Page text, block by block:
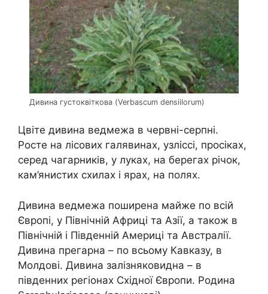
Дивина густоквіткова (Verbascum densiilorum)
Цвіте дивина ведмежа в червні-серпні.
Росте на лісових галявинах, узліссі, просіках,
серед чагарників, у луках, на берегах річок,
кам’янистих схилах і ярах, на полях.
Дивина ведмежа поширена майже по всій
Європі, у Північній Африці та Азії, а також в
Північній і Південній Америці та Австралії.
Дивина прегарна – по всьому Кавказу, в
Молдові. Дивина залізняковидна – в
південних регіонах Східної Європи. Родина